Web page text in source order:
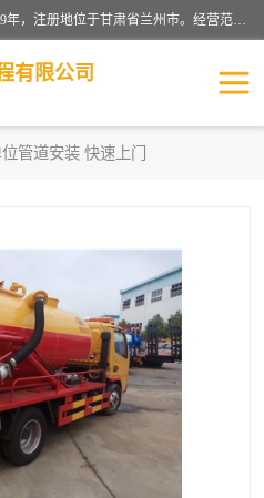
甘肃科探管道工程有限公司成立于2019年，注册地位于甘肃省兰州市。经营范围包括管道安装、清洗、疏通、维修、检测，防水工程，工程钻孔，化粪池清理，暖气安装，给排水管道安装维修，室内外管道如消防、供水、供热管道漏水检测定位，室内外防水堵漏等。
有限公司
管道安装 快速上门
消防管道漏水
排水管道漏水
管道疏通